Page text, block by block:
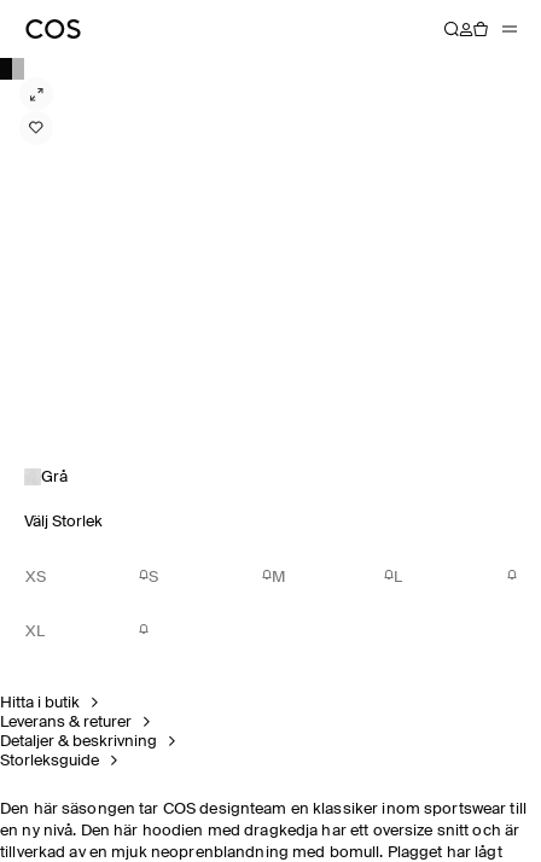
Grå
Välj Storlek
XS S M L
XL
Hitta i butik
Leverans & returer
Detaljer & beskrivning
Storleksguide
Den här säsongen tar COS designteam en klassiker inom sportswear till
en ny nivå. Den här hoodien med dragkedja har ett oversize snitt och är
tillverkad av en mjuk neoprenblandning med bomull. Plagget har lågt